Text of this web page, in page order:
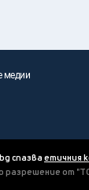
медии
спазва етичния
разрешение от